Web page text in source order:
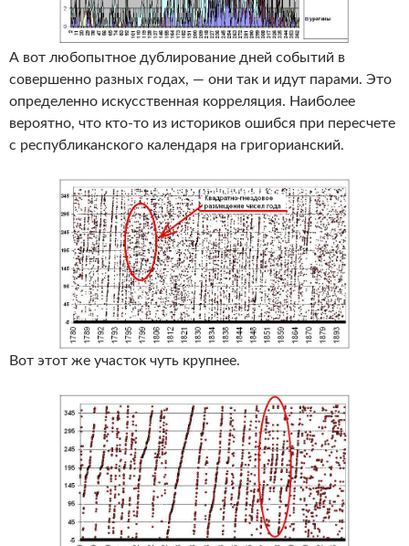
А вот любопытное дублирование дней событий в
совершенно разных годах, — они так и идут парами. Это
определенно искусственная корреляция. Наиболее
вероятно, что кто-то из историков ошибся при пересчете
с республиканского календаря на григорианский.
Вот этот же участок чуть крупнее.